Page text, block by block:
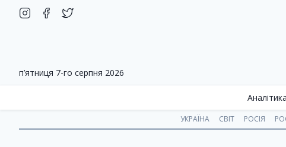
п’ятниця 7-го серпня 2026
УКРАЇНА СВІТ РОСІЯ